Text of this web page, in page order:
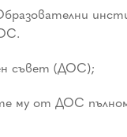
съвет (ДОС);
му от ДОС